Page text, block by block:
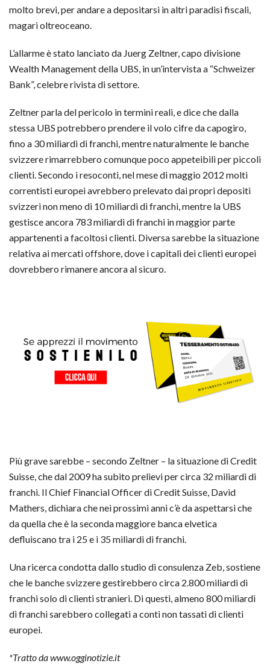
molto brevi, per andare a depositarsi in altri paradisi fiscali,
magari oltreoceano.
L’allarme è stato lanciato da Juerg Zeltner, capo divisione
Wealth Management della UBS, in un’intervista a “Schweizer
Bank”, celebre rivista di settore.
Zeltner parla del pericolo in termini reali, e dice che dalla
stessa UBS potrebbero prendere il volo cifre da capogiro,
fino a 30 miliardi di franchi, mentre naturalmente le banche
svizzere rimarrebbero comunque poco appeteibili per piccoli
clienti. Secondo i resoconti, nel mese di maggio 2012 molti
correntisti europei avrebbero prelevato dai propri depositi
svizzeri non meno di 10 miliardi di franchi, mentre la UBS
gestisce ancora 783 miliardi di franchi in maggior parte
appartenenti a facoltosi clienti. Diversa sarebbe la situazione
relativa ai mercati offshore, dove i capitali dei clienti europei
dovrebbero rimanere ancora al sicuro.
Più grave sarebbe – secondo Zeltner – la situazione di Credit
Suisse, che dal 2009 ha subito prelievi per circa 32 miliardi di
franchi. Il Chief Financial Officer di Credit Suisse, David
Mathers, dichiara che nei prossimi anni c’è da aspettarsi che
da quella che è la seconda maggiore banca elvetica
defluiscano tra i 25 e i 35 miliardi di franchi.
Una ricerca condotta dallo studio di consulenza Zeb, sostiene
che le banche svizzere gestirebbero circa 2.800 miliardi di
franchi solo di clienti stranieri. Di questi, almeno 800 miliardi
di franchi sarebbero collegati a conti non tassati di clienti
europei.
*Tratto da www.ogginotizie.it